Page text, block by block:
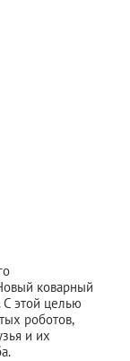
коварный
С этой целью
роботов,
и их